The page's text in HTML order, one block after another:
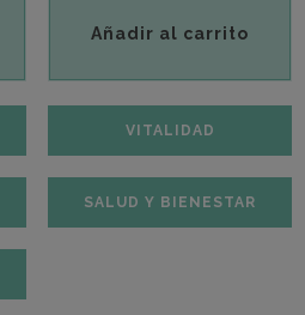
Añadir al carrito
VITALIDAD
SALUD Y BIENESTAR